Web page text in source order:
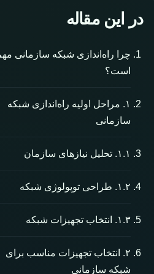
در این مقاله
چرا راه‌اندازی شبکه سازمانی
است؟
۱. مراحل اولیه راه‌اندازی شبکه
سازمانی
۱.۱. تحلیل نیازهای سازمان
۱.۲. طراحی توپولوژی شبکه
۱.۳. انتخاب تجهیزات شبکه
۲. انتخاب تجهیزات مناسب برای
شبکه سازمانی